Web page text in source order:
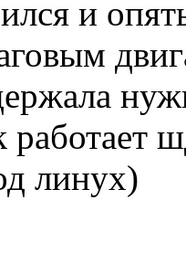
и
работает
линух)